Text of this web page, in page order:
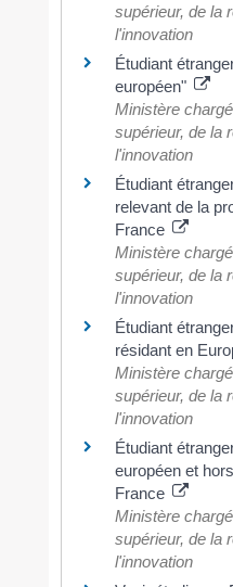
supérieur, de la
l'innovation
Étudiant
européen"
Ministère
supérieur, de la
l'innovation
Étudiant
relevant de la
France
Ministère
supérieur, de la
l'innovation
Étudiant
résidant en
Ministère
supérieur, de la
l'innovation
Étudiant
européen et
France
Ministère
supérieur, de la
l'innovation